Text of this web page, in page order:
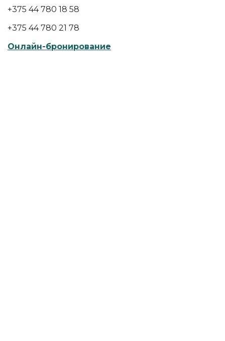
+375 44 780 18 58
+375 44 780 21 78
Онлайн-бронирование